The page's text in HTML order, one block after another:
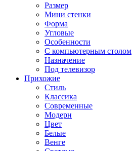
Размер
Мини стенки
Форма
Угловые
Особенности
С компьютерным столом
Назначение
Под телевизор
Прихожие
Стиль
Классика
Современные
Модерн
Цвет
Белые
Венге